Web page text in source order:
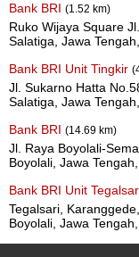
Bank BRI (1.52 km)
Ruko Wijaya Square
Salatiga, Jawa
Bank BRI Unit Tingkir
Jl. Sukarno Hatta
Salatiga, Jawa
Bank BRI (14.69 km)
Jl. Raya Boyolali-
Boyolali, Jawa
Bank BRI Unit
Tegalsari,
Boyolali, Jawa